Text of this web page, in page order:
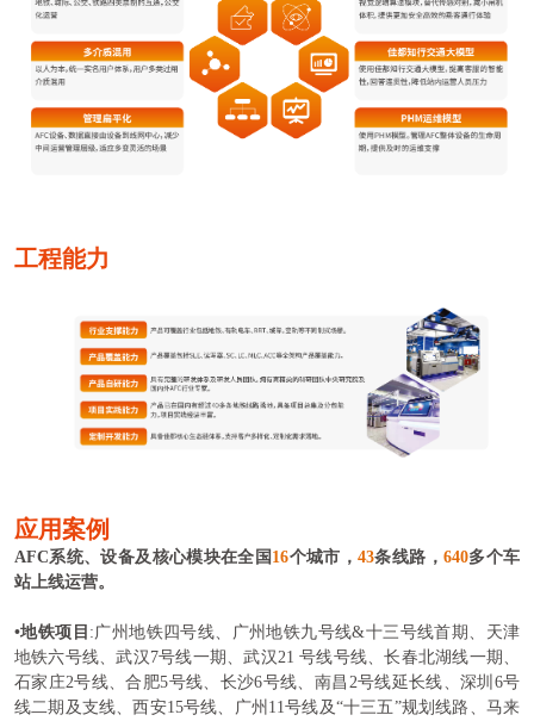
工程能力
应用案例
AFC系统、设备及核心模块在全国 16个城市，43条线路， 640多个车
站上线运营。
•地铁项目 : 广州地铁四号线、广州地铁九号线&十三号线首期、天津
地铁六号线、武汉 7号线一期、武汉 21号线号线、长春北湖线一期、
石家庄2号线、合肥5号线、长沙6号线、南昌 2号线延长线、深圳 6号
线二期及支线、西安15号线、广州 11号线及“十三五”规划线路、马来